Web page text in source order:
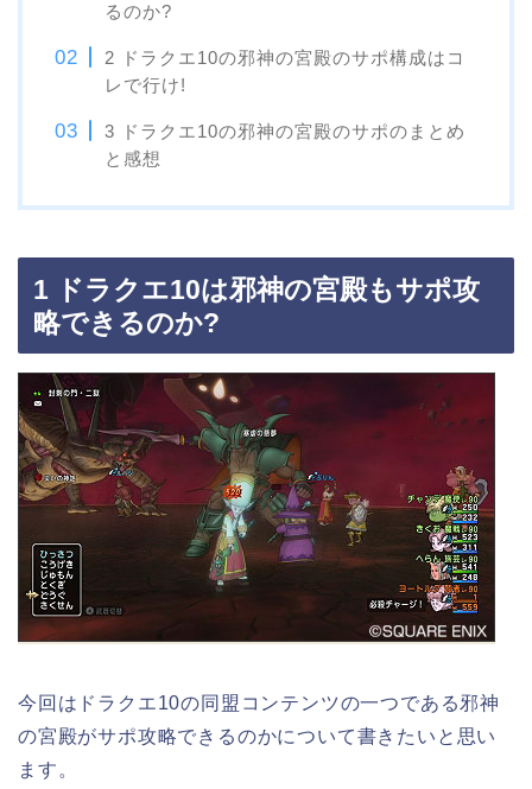
るのか?
2 ドラクエ10の邪神の宮殿のサポ構成はコ
レで行け!
3 ドラクエ10の邪神の宮殿のサポのまとめ
と感想
1 ドラクエ10は邪神の宮殿もサポ攻
略できるのか?
今回はドラクエ10の同盟コンテンツの一つである邪神
の宮殿がサポ攻略できるのかについて書きたいと思い
ます。